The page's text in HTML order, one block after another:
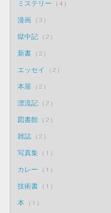
ミステリー 4
漫画 3
獄中記 2
新書 2
エッセイ 2
本屋 2
漂流記 2
図書館 2
雑誌 2
写真集 1
カレー 1
技術書 1
本 1